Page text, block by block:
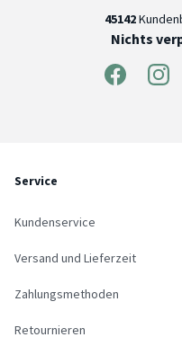
45142
Nichts
Service
Kundenservice
Versand und Lieferzeit
Zahlungsmethoden
Retournieren